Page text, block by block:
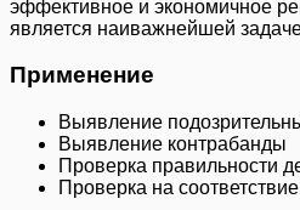
эффективное и экономичное
является наиважнейшей
Применение
Выявление
Выявление контрабанды
Проверка правильности
Проверка на